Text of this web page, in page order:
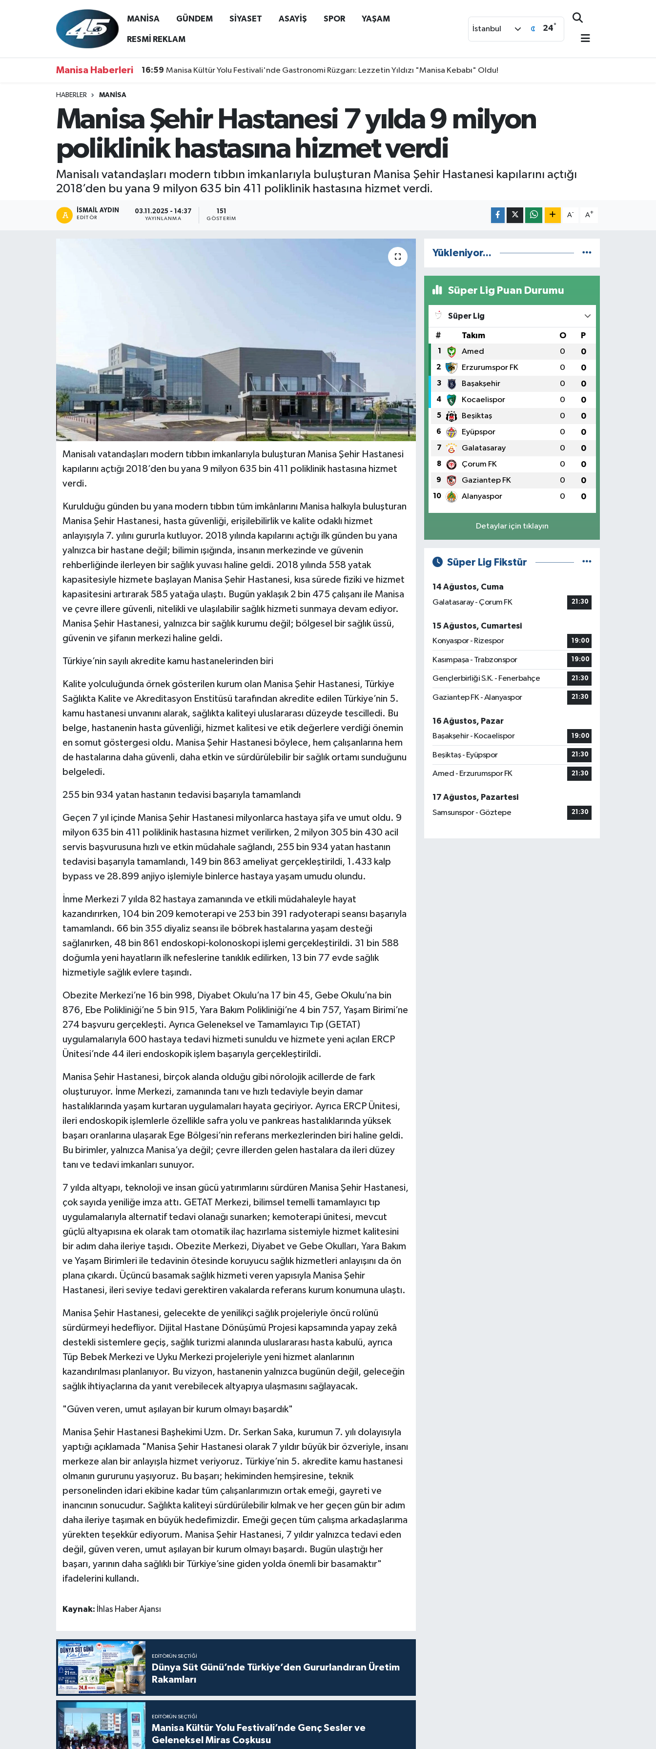
MANİSA GÜNDEM SİYASET ASAYİŞ SPOR YAŞAM
RESMİ REKLAM
İstanbul 24°
Manisa Haberleri 16:59 Manisa Kültür Yolu Festivali'nde Gastronomi Rüzgarı: Lezzetin Yıldızı "Manisa Kebabı" Oldu!
HABERLER MANİSA
Manisa Şehir Hastanesi 7 yılda 9 milyon
poliklinik hastasına hizmet verdi
Manisalı vatandaşları modern tıbbın imkanlarıyla buluşturan Manisa Şehir Hastanesi kapılarını açtığı
2018’den bu yana 9 milyon 635 bin 411 poliklinik hastasına hizmet verdi.
İSMAIL AYDIN
EDITÖR
03.11.2025 - 14:37
YAYINLANMA
151
GÖSTERIM
A- A+
Manisalı vatandaşları modern tıbbın imkanlarıyla buluşturan Manisa Şehir Hastanesi
kapılarını açtığı 2018’den bu yana 9 milyon 635 bin 411 poliklinik hastasına hizmet
verdi.
Kurulduğu günden bu yana modern tıbbın tüm imkânlarını Manisa halkıyla buluşturan
Manisa Şehir Hastanesi, hasta güvenliği, erişilebilirlik ve kalite odaklı hizmet
anlayışıyla 7. yılını gururla kutluyor. 2018 yılında kapılarını açtığı ilk günden bu yana
yalnızca bir hastane değil; bilimin ışığında, insanın merkezinde ve güvenin
rehberliğinde ilerleyen bir sağlık yuvası haline geldi. 2018 yılında 558 yatak
kapasitesiyle hizmete başlayan Manisa Şehir Hastanesi, kısa sürede fiziki ve hizmet
kapasitesini artırarak 585 yatağa ulaştı. Bugün yaklaşık 2 bin 475 çalışanı ile Manisa
ve çevre illere güvenli, nitelikli ve ulaşılabilir sağlık hizmeti sunmaya devam ediyor.
Manisa Şehir Hastanesi, yalnızca bir sağlık kurumu değil; bölgesel bir sağlık üssü,
güvenin ve şifanın merkezi haline geldi.
Türkiye’nin sayılı akredite kamu hastanelerinden biri
Kalite yolculuğunda örnek gösterilen kurum olan Manisa Şehir Hastanesi, Türkiye
Sağlıkta Kalite ve Akreditasyon Enstitüsü tarafından akredite edilen Türkiye’nin 5.
kamu hastanesi unvanını alarak, sağlıkta kaliteyi uluslararası düzeyde tescilledi. Bu
belge, hastanenin hasta güvenliği, hizmet kalitesi ve etik değerlere verdiği önemin
en somut göstergesi oldu. Manisa Şehir Hastanesi böylece, hem çalışanlarına hem
de hastalarına daha güvenli, daha etkin ve sürdürülebilir bir sağlık ortamı sunduğunu
belgeledi.
255 bin 934 yatan hastanın tedavisi başarıyla tamamlandı
Geçen 7 yıl içinde Manisa Şehir Hastanesi milyonlarca hastaya şifa ve umut oldu. 9
milyon 635 bin 411 poliklinik hastasına hizmet verilirken, 2 milyon 305 bin 430 acil
servis başvurusuna hızlı ve etkin müdahale sağlandı, 255 bin 934 yatan hastanın
tedavisi başarıyla tamamlandı, 149 bin 863 ameliyat gerçekleştirildi, 1.433 kalp
bypass ve 28.899 anjiyo işlemiyle binlerce hastaya yaşam umudu olundu.
İnme Merkezi 7 yılda 82 hastaya zamanında ve etkili müdahaleyle hayat
kazandırırken, 104 bin 209 kemoterapi ve 253 bin 391 radyoterapi seansı başarıyla
tamamlandı. 66 bin 355 diyaliz seansı ile böbrek hastalarına yaşam desteği
sağlanırken, 48 bin 861 endoskopi-kolonoskopi işlemi gerçekleştirildi. 31 bin 588
doğumla yeni hayatların ilk nefeslerine tanıklık edilirken, 13 bin 77 evde sağlık
hizmetiyle sağlık evlere taşındı.
Obezite Merkezi’ne 16 bin 998, Diyabet Okulu’na 17 bin 45, Gebe Okulu’na bin
876, Ebe Polikliniği’ne 5 bin 915, Yara Bakım Polikliniği’ne 4 bin 757, Yaşam Birimi’ne
274 başvuru gerçekleşti. Ayrıca Geleneksel ve Tamamlayıcı Tıp (GETAT)
uygulamalarıyla 600 hastaya tedavi hizmeti sunuldu ve hizmete yeni açılan ERCP
Ünitesi’nde 44 ileri endoskopik işlem başarıyla gerçekleştirildi.
Manisa Şehir Hastanesi, birçok alanda olduğu gibi nörolojik acillerde de fark
oluşturuyor. İnme Merkezi, zamanında tanı ve hızlı tedaviyle beyin damar
hastalıklarında yaşam kurtaran uygulamaları hayata geçiriyor. Ayrıca ERCP Ünitesi,
ileri endoskopik işlemlerle özellikle safra yolu ve pankreas hastalıklarında yüksek
başarı oranlarına ulaşarak Ege Bölgesi’nin referans merkezlerinden biri haline geldi.
Bu birimler, yalnızca Manisa’ya değil; çevre illerden gelen hastalara da ileri düzey
tanı ve tedavi imkanları sunuyor.
7 yılda altyapı, teknoloji ve insan gücü yatırımlarını sürdüren Manisa Şehir Hastanesi,
çok sayıda yeniliğe imza attı. GETAT Merkezi, bilimsel temelli tamamlayıcı tıp
uygulamalarıyla alternatif tedavi olanağı sunarken; kemoterapi ünitesi, mevcut
güçlü altyapısına ek olarak tam otomatik ilaç hazırlama sistemiyle hizmet kalitesini
bir adım daha ileriye taşıdı. Obezite Merkezi, Diyabet ve Gebe Okulları, Yara Bakım
ve Yaşam Birimleri ile tedavinin ötesinde koruyucu sağlık hizmetleri anlayışını da ön
plana çıkardı. Üçüncü basamak sağlık hizmeti veren yapısıyla Manisa Şehir
Hastanesi, ileri seviye tedavi gerektiren vakalarda referans kurum konumuna ulaştı.
Manisa Şehir Hastanesi, gelecekte de yenilikçi sağlık projeleriyle öncü rolünü
sürdürmeyi hedefliyor. Dijital Hastane Dönüşümü Projesi kapsamında yapay zekâ
destekli sistemlere geçiş, sağlık turizmi alanında uluslararası hasta kabulü, ayrıca
Tüp Bebek Merkezi ve Uyku Merkezi projeleriyle yeni hizmet alanlarının
kazandırılması planlanıyor. Bu vizyon, hastanenin yalnızca bugünün değil, geleceğin
sağlık ihtiyaçlarına da yanıt verebilecek altyapıya ulaşmasını sağlayacak.
"Güven veren, umut aşılayan bir kurum olmayı başardık"
Manisa Şehir Hastanesi Başhekimi Uzm. Dr. Serkan Saka, kurumun 7. yılı dolayısıyla
yaptığı açıklamada "Manisa Şehir Hastanesi olarak 7 yıldır büyük bir özveriyle, insanı
merkeze alan bir anlayışla hizmet veriyoruz. Türkiye’nin 5. akredite kamu hastanesi
olmanın gururunu yaşıyoruz. Bu başarı; hekiminden hemşiresine, teknik
personelinden idari ekibine kadar tüm çalışanlarımızın ortak emeği, gayreti ve
inancının sonucudur. Sağlıkta kaliteyi sürdürülebilir kılmak ve her geçen gün bir adım
daha ileriye taşımak en büyük hedefimizdir. Emeği geçen tüm çalışma arkadaşlarıma
yürekten teşekkür ediyorum. Manisa Şehir Hastanesi, 7 yıldır yalnızca tedavi eden
değil, güven veren, umut aşılayan bir kurum olmayı başardı. Bugün ulaştığı her
başarı, yarının daha sağlıklı bir Türkiye’sine giden yolda önemli bir basamaktır"
ifadelerini kullandı.
Kaynak: İhlas Haber Ajansı
EDITÖRÜN SEÇTIĞI
Dünya Süt Günü’nde Türkiye’den Gururlandıran Üretim
Rakamları
EDITÖRÜN SEÇTIĞI
Manisa Kültür Yolu Festivali’nde Genç Sesler ve
Geleneksel Miras Coşkusu
Yükleniyor...
Süper Lig Puan Durumu
Süper Lig
# Takım O P
1 Amed 0 0
2 Erzurumspor FK 0 0
3 Başakşehir 0 0
4 Kocaelispor 0 0
5 Beşiktaş 0 0
6 Eyüpspor 0 0
7 Galatasaray 0 0
8 Çorum FK 0 0
9 Gaziantep FK 0 0
10 Alanyaspor 0 0
Detaylar için tıklayın
Süper Lig Fikstür
14 Ağustos, Cuma
Galatasaray - Çorum FK
21:30
15 Ağustos, Cumartesi
Konyaspor - Rizespor
19:00
Kasımpaşa - Trabzonspor 19:00
Gençlerbirliği S.K. - Fenerbahçe 21:30
Gaziantep FK - Alanyaspor 21:30
16 Ağustos, Pazar
Başakşehir - Kocaelispor
19:00
Beşiktaş - Eyüpspor 21:30
Amed - Erzurumspor FK 21:30
17 Ağustos, Pazartesi
Samsunspor - Göztepe
21:30
MANİSA
RESMİ REKLAM
Hava Durumu
Tüm Manşetler
Son Dakika Haberleri
Haber Arşivi